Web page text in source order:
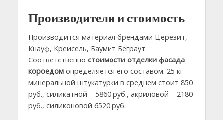
Производители и стоимость
Производится материал брендами Церезит,
Кнауф, Креисель, Баумит Беграут.
Соответственно стоимости отделки фасада
короедомопределяется его составом. 25 кг
минеральной штукатурки в среднем стоит 850
руб., силикатной – 5860 руб., акриловой – 2180
руб., силиконовой 6520 руб.